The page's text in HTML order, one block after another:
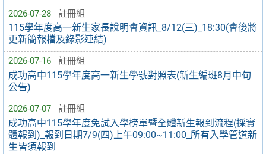
2026-07-28 註冊組
115學年度高一新生家長說明會資訊_8/12(三)_18:30(會後將
更新簡報檔及錄影連結)
2026-07-16 註冊組
成功高中115學年度高一新生學號對照表(新生編班8月中旬
公告)
2026-07-07 註冊組
成功高中115學年度免試入學榜單暨全體新生報到流程(採實
體報到)_報到日期7/9(四)上午09:00~11:00_所有入學管道新
生皆須報到